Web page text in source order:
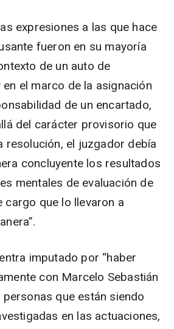
expresiones a las que hace
fueron en su mayoría
de un auto de
el marco de la asignación
de un encartado,
del carácter provisorio que
resolución, el juzgador debía
concluyente los resultados
mentales de evaluación de
cargo que lo llevaron a
imputado por “haber
con Marcelo Sebastián
personas que están siendo
en las actuaciones,